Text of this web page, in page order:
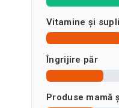
Vitamine și
Îngrijire păr
Produse mamă